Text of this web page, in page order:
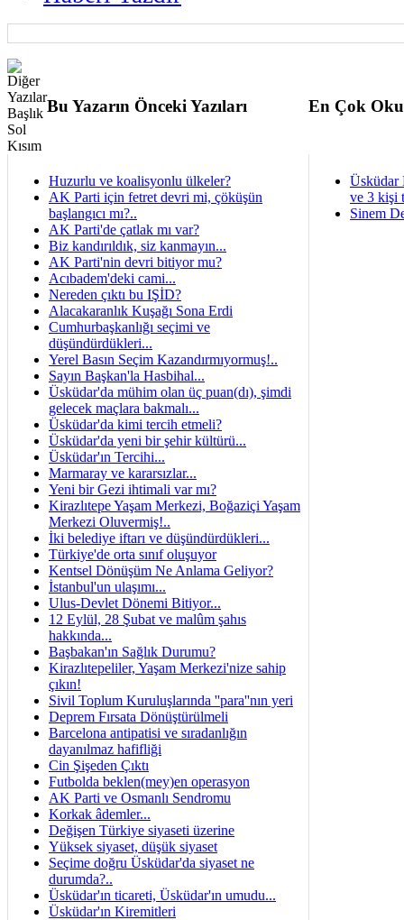
Bu Yazarın Önceki Yazıları En Çok
Huzurlu ve koalisyonlu ülkeler?
AK Parti için fetret devri mi, çöküşün
başlangıcı mı?..
AK Parti'de çatlak mı var?
Biz kandırıldık, siz kanmayın...
AK Parti'nin devri bitiyor mu?
Acıbadem'deki cami...
Nereden çıktı bu IŞİD?
Alacakaranlık Kuşağı Sona Erdi
Cumhurbaşkanlığı seçimi ve
düşündürdükleri...
Yerel Basın Seçim Kazandırmıyormuş!..
Sayın Başkan'la Hasbihal...
Üsküdar'da mühim olan üç puan(dı), şimdi
gelecek maçlara bakmalı...
Üsküdar'da kimi tercih etmeli?
Üsküdar'da yeni bir şehir kültürü...
Üsküdar'ın Tercihi...
Marmaray ve kararsızlar...
Yeni bir Gezi ihtimali var mı?
Kirazlıtepe Yaşam Merkezi, Boğaziçi Yaşam
Merkezi Oluvermiş!..
İki belediye iftarı ve düşündürdükleri...
Türkiye'de orta sınıf oluşuyor
Kentsel Dönüşüm Ne Anlama Geliyor?
İstanbul'un ulaşımı...
Ulus-Devlet Dönemi Bitiyor...
12 Eylül, 28 Şubat ve malûm şahıs
hakkında...
Başbakan'ın Sağlık Durumu?
Kirazlıtepeliler, Yaşam Merkezi'nize sahip
çıkın!
Sivil Toplum Kuruluşlarında ''para''nın yeri
Deprem Fırsata Dönüştürülmeli
Barcelona antipatisi ve sıradanlığın
dayanılmaz hafifliği
Cin Şişeden Çıktı
Futbolda beklen(mey)en operasyon
AK Parti ve Osmanlı Sendromu
Korkak âdemler...
Değişen Türkiye siyaseti üzerine
Yüksek siyaset, düşük siyaset
Seçime doğru Üsküdar'da siyaset ne
durumda?..
Üsküdar'ın ticareti, Üsküdar'ın umudu...
Üsküdar'ın Kiremitleri
Üsküdar
ve 3 kişi
Sinem